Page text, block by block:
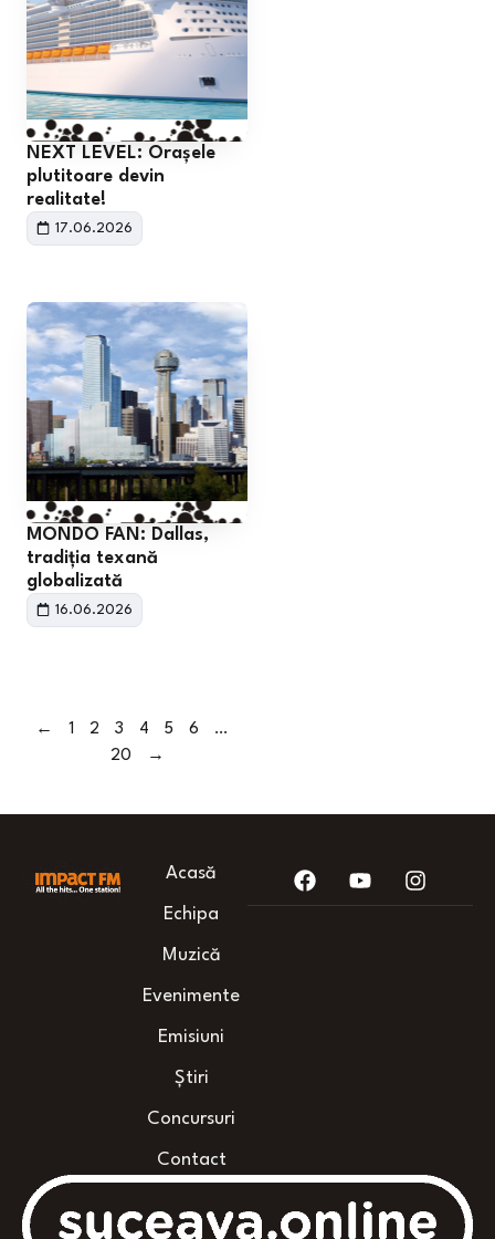
NEXT LEVEL: Orașele
plutitoare devin
realitate!
17.06.2026
MONDO FAN: Dallas,
tradiția texană
globalizată
16.06.2026
← 1 2 3 4 5 6
…
20
→
Acasă
Echipa
Muzică
Evenimente
Emisiuni
Știri
Concursuri
Contact